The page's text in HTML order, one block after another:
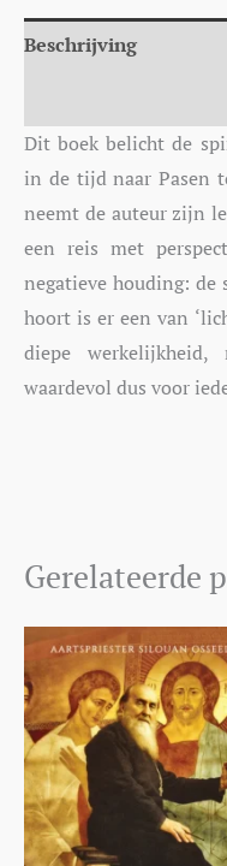
Beschrijving
Dit boek belicht de
in de tijd naar Pasen
neemt de auteur zijn
een reis met
negatieve houding:
hoort is er een van
diepe
waardevol dus voor
Gerelateerde
€9,50
tot
€17,99
Dit
product
heeft
meerdere
variaties.
Deze
optie